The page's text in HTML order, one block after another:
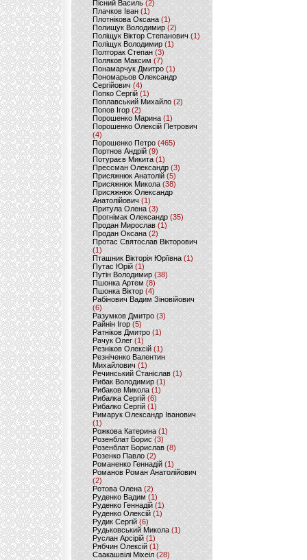
Пісний Василь (2)
Плачков Іван(1)
Плотнікова Оксана (1)
Полищук Володимир(2)
Поліщук Віктор Степанович(1)
Поліщук Володимир (1)
Полторак Степан(3)
Поляков Максим (7)
Понамарчук Дмитро (1)
Пономарьов Олександр
Сергійович(4)
Попко Сергій (1)
Поплавський Михайло (2)
Попов Ігор(2)
Порошенко Марина (1)
Порошенко Олексій Петрович
(4)
Порошенко Петро (465)
Портнов Андрій (9)
Потураєв Микита(1)
Прессман Олександр(3)
Присяжнюк Анатолій (5)
Присяжнюк Микола (38)
Присяжнюк Олександр
Анатолійович (1)
Притула Олена (3)
Прогнімак Олександр(35)
Продан Мирослав(1)
Продан Оксана (2)
Протас Святослав Вікторович
(1)
Пташник Вікторія Юріївна (1)
Путас Юрій (1)
Путін Володимир(38)
Пшонка Артем (8)
Пшонка Віктор(4)
Рабінович Вадим Зіновійович
(6)
Разумков Дмитро (3)
Райнін Ігор(5)
Ратніков Дмитро (1)
Рачук Олег (1)
Резніков Олексій(1)
Резніченко Валентин
Михайлович (1)
Речинський Станіслав (1)
Рибак Володимир(1)
Рибаков Микола(1)
Рибалка Сергій (6)
Рибалко Сергій (1)
Римарук Олександр Іванович
(1)
Рожкова Катерина(1)
Розенблат Борис (3)
Розенблат Борислав (8)
Розенко Павло (2)
Романенко Геннадій (1)
Романов Роман Анатолійович
(2)
Ротова Олена(2)
Руденко Вадим (1)
Руденко Геннадій (1)
Руденко Олексій(1)
Рудик Сергій(6)
Рудьковський Микола (1)
Руслан Арсірій(1)
Рябчин Олексій (1)
Саакашвілі Міхеіл(28)